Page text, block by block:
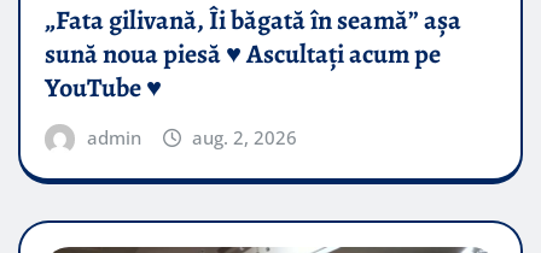
„Fata gilivană, Îi băgată în seamă” așa
sună noua piesă ♥️ Ascultați acum pe
YouTube ♥️
admin aug. 2, 2026